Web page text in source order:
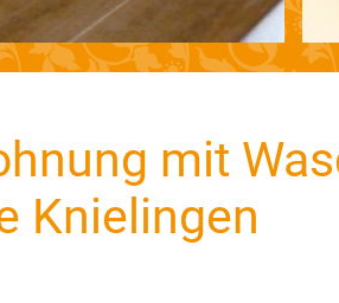
mit
Knielingen